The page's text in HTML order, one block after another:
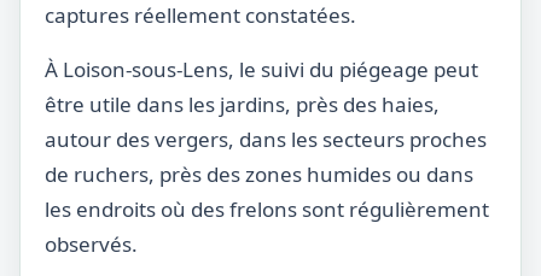
captures réellement constatées.
À Loison-sous-Lens, le suivi du piégeage peut
être utile dans les jardins, près des haies,
autour des vergers, dans les secteurs proches
de ruchers, près des zones humides ou dans
les endroits où des frelons sont régulièrement
observés.